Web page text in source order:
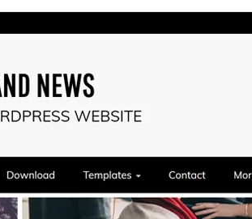
Last updated
PHP version